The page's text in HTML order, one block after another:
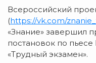
Всероссийский
(https://vk.com/
«Знание» завершил
постановок по
«Трудный экзамен».